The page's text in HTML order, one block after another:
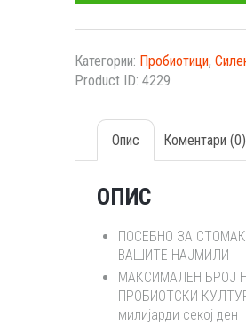
Категории: Пробиотици,
Product ID: 4229
Опис Коментари (0)
ОПИС
ПОСЕБНО ЗА
ВАШИТЕ НАЈМИЛИ
МАКСИМАЛЕН БРОЈ
ПРОБИОТСКИ
милијарди секој ден